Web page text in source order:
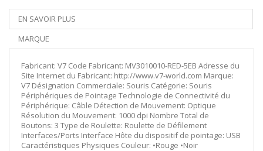
EN SAVOIR PLUS
MARQUE
Fabricant: V7 Code Fabricant: MV3010010-RED-5EB Adresse du
Site Internet du Fabricant: http://www.v7-world.com Marque:
V7 Désignation Commerciale: Souris Catégorie: Souris
Périphériques de Pointage Technologie de Connectivité du
Périphérique: Câble Détection de Mouvement: Optique
Résolution du Mouvement: 1000 dpi Nombre Total de
Boutons: 3 Type de Roulette: Roulette de Défilement
Interfaces/Ports Interface Hôte du dispositif de pointage: USB
Caractéristiques Physiques Couleur: •Rouge •Noir